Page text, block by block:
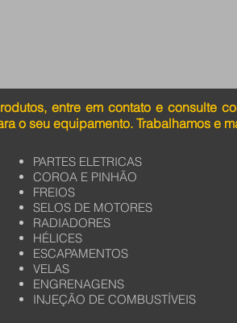
entre em contato e consulte
o seu equipamento. Trabalhamos e
PARTES ELETRICAS
COROA E PINHÃO
FREIOS
SELOS DE MOTORES
RADIADORES
HÉLICES
ESCAPAMENTOS
VELAS
ENGRENAGENS
INJEÇÃO DE COMBUSTÍVEIS